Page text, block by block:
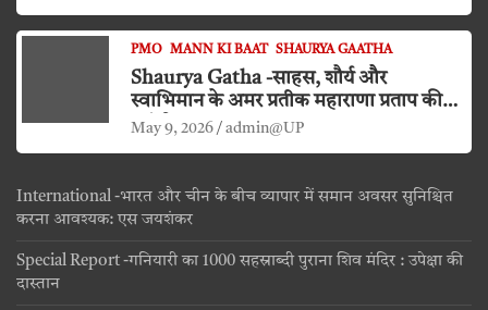
PMO MANN KI BAAT SHAURYA GAATHA
Shaurya Gatha -साहस, शौर्य और
स्वाभिमान के अमर प्रतीक महाराणा प्रताप की
जयंती
May 9, 2026 admin@UP
International -भारत और चीन के बीच व्यापार में समान अवसर सुनिश्चित
करना आवश्यक: एस जयशंकर
Special Report -गनियारी का 1000 सहस्राब्दी पुराना शिव मंदिर : उपेक्षा की
दास्तान